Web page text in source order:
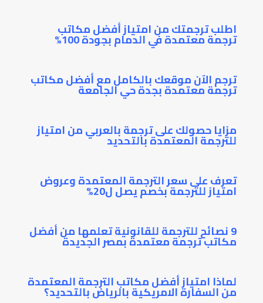
اطلب ترجمتك من امتياز أفضل مكاتب
ترجمة معتمدة في الدمام بجودة 100%
ترجم الآن موقعك بالكامل مع أفضل مكاتب
ترجمة معتمدة بجدة حي الجامعة
مزايا حصولك على ترجمة بالعربي من امتياز
للترجمة المعتمدة بالتحديد
تعرف على سعر الترجمة المعتمدة وعروض
امتياز للترجمة بخصم يصل ل20%
9 نصائح للترجمة للقانونية تعلمها من أفضل
مكاتب ترجمة معتمدة بمصر الجديدة
لماذا امتياز أفضل مكاتب الترجمة المعتمدة
من السفارة الامريكية بالرياض بالتحديد؟